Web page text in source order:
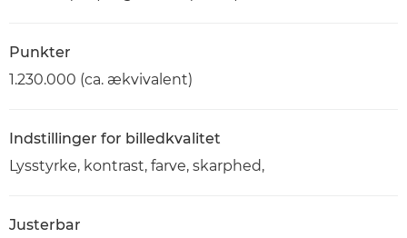
Punkter
1.230.000 (ca. ækvivalent)
Indstillinger for billedkvalitet
Lysstyrke, kontrast, farve, skarphed,
Justerbar